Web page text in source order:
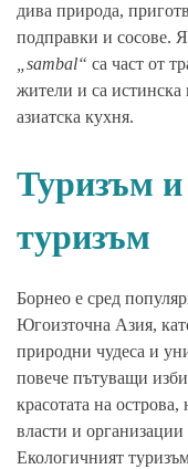
дива природа,
подправки и сосове.
„sambal“ са част от
жители и са истинска
азиатска кухня.
Туризъм и
туризъм
Борнео е сред
Югоизточна Азия,
природни чудеса и
повече пътуващи
красотата на
власти и организации
Екологичният